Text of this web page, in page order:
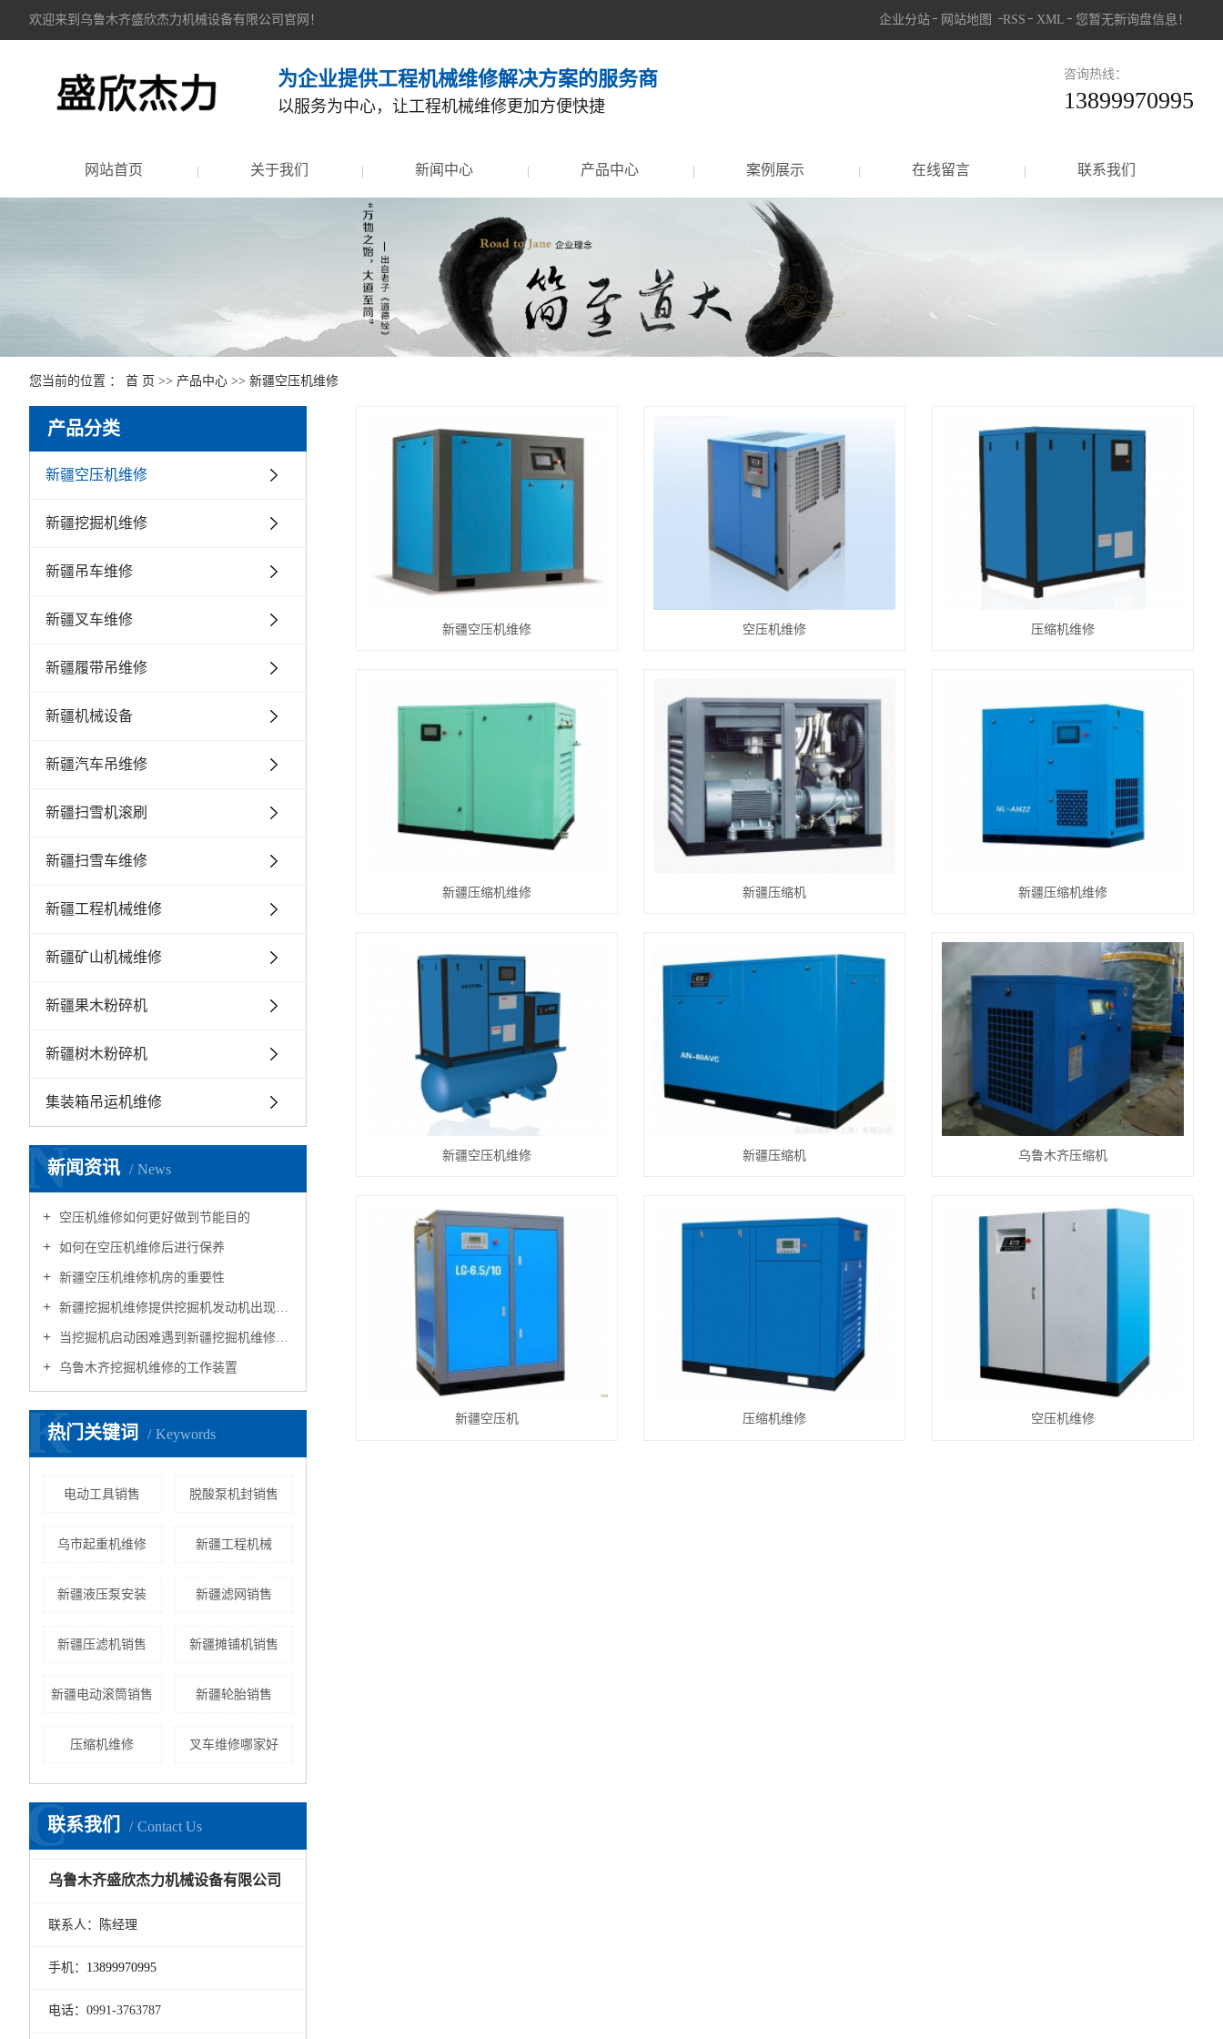
欢迎来到乌鲁木齐盛欣杰力机械设备有限公司官网！ 企业分站 网站地图 RSS XML 您暂无新询盘信息！
为企业提供工程机械维修解决方案的服务商
以服务为中心，让工程机械维修更加方便快捷
咨询热线：
13899970995
网站首页 关于我们 新闻中心 产品中心 案例展示 在线留言 联系我们
您当前的位置 ： 首 页 >> 产品中心 >> 新疆空压机维修
产品分类
新疆空压机维修
新疆挖掘机维修
新疆吊车维修
新疆叉车维修
新疆履带吊维修
新疆机械设备
新疆汽车吊维修
新疆扫雪机滚刷
新疆扫雪车维修
新疆工程机械维修
新疆矿山机械维修
新疆果木粉碎机
新疆树木粉碎机
集装箱吊运机维修
新闻资讯 News
N
空压机维修如何更好做到节能目的
如何在空压机维修后进行保养
新疆空压机维修机房的重要性
新疆挖掘机维修提供挖掘机发动机出现无力异响故障处理方式
当挖掘机启动困难遇到新疆挖掘机维修师傅
乌鲁木齐挖掘机维修的工作装置
热门关键词 Keywords
K
电动工具销售 脱酸泵机封销售
乌市起重机维修 新疆工程机械
新疆液压泵安装 新疆滤网销售
​新疆压滤机销售 新疆摊铺机销售
新疆电动滚筒销售 新疆轮胎销售
压缩机维修 叉车维修哪家好
联系我们 Contact Us
C
乌鲁木齐盛欣杰力机械设备有限公司
联系人：陈经理
手机： 13899970995
电话：0991-3763787
新疆空压机维修 空压机维修 压缩机维修
新疆压缩机维修 新疆压缩机 新疆压缩机维修
新疆空压机维修 新疆压缩机 乌鲁木齐压缩机
新疆空压机 压缩机维修 空压机维修